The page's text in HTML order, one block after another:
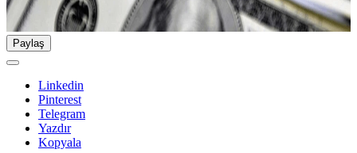
Paylaş
Linkedin
Pinterest
Telegram
Yazdır
Kopyala